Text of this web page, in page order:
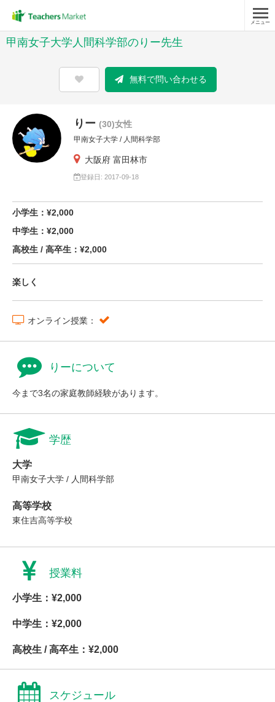
メニュー
甲南女子大学人間科学部のりー先生
無料で問い合わせる
りー (30)女性
甲南女子大学 / 人間科学部
大阪府 富田林市
登録日: 2017-09-18
小学生：¥2,000
中学生：¥2,000
高校生 / 高卒生：¥2,000
楽しく
オンライン授業：
りーについて
今まで3名の家庭教師経験があります。
学歴
大学
甲南女子大学 / 人間科学部
高等学校
東住吉高等学校
授業料
小学生：¥2,000
中学生：¥2,000
高校生 / 高卒生：¥2,000
スケジュール